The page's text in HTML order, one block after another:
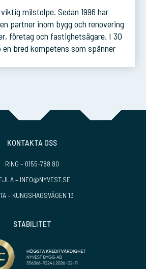
milstolpe. Sedan 1996 har
partner inom bygg och renovering
företag och fastighetsägare. I 30
bred kompetens som spänner
KONTAKTA OSS
RING – 0155-788 80
– INFO@NYVEST.SE
– KUNGSHAGSVÄGEN 13
STABILITET